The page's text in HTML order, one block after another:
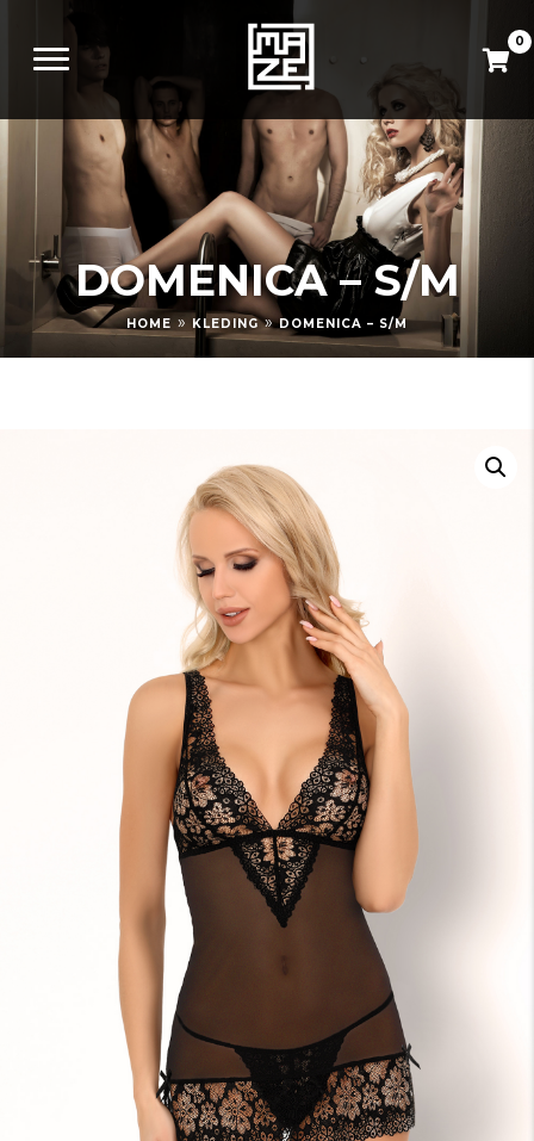
0
DOMENICA – S/M
HOME » KLEDING » DOMENICA – S/M